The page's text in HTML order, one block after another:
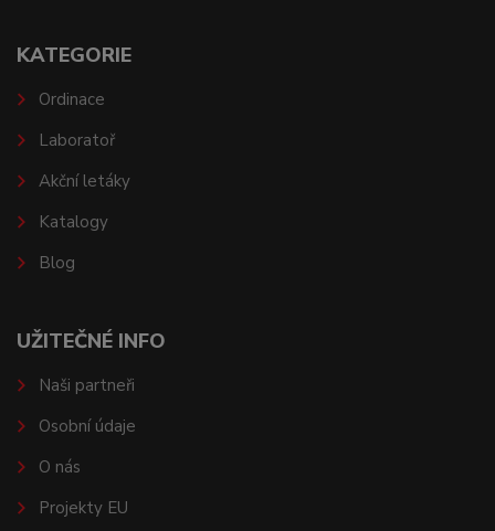
KATEGORIE
Ordinace
Laboratoř
Akční letáky
Katalogy
Blog
UŽITEČNÉ INFO
Naši partneři
Osobní údaje
O nás
Projekty EU